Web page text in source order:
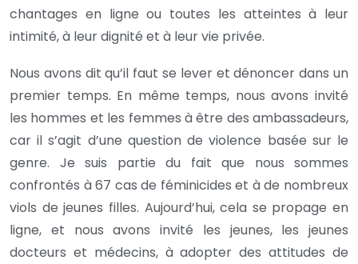
chantages en ligne ou toutes les atteintes à leur
intimité, à leur dignité et à leur vie privée.
Nous avons dit qu’il faut se lever et dénoncer dans un
premier temps. En même temps, nous avons invité
les hommes et les femmes à être des ambassadeurs,
car il s’agit d’une question de violence basée sur le
genre. Je suis partie du fait que nous sommes
confrontés à 67 cas de féminicides et à de nombreux
viols de jeunes filles. Aujourd’hui, cela se propage en
ligne, et nous avons invité les jeunes, les jeunes
docteurs et médecins, à adopter des attitudes de